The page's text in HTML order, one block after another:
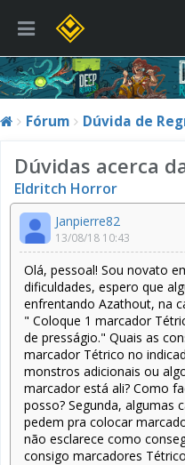
Fórum Dúvida de
Dúvidas acerca
Eldritch Horror
Janpierre82
13/08/18 10:43
Olá, pessoal! Sou novato
dificuldades, espero que
enfrentando Azathout, na
" Coloque 1 marcador
de presságio." Quais as
marcador Tétrico no
monstros adicionais ou
marcador está ali? Como
posso? Segunda, algumas
pedem pra colocar
não esclarece como
consigo marcadores